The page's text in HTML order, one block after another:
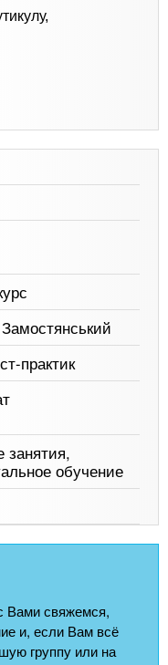
практик
занятия,
обучение
Вами свяжемся,
и, если Вам всё
группу или на